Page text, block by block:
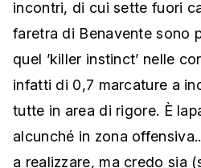
incontri, di cui sette fuori
faretra di Benavente sono
quel ’killer instinct’ nelle
infatti di 0,7 marcature a
tutte in area di rigore. È
alcunché in zona
a realizzare, ma credo sia